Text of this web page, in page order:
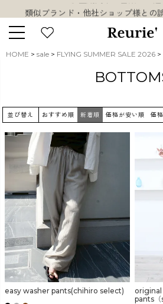
類似ブランド・他社ショップ様との
熊本県熊本地方を震源とする地
お盆期間中の営業・配送
10,000円以上ご購入で
販売タイプ
新着
商品タイプ
ORIGINAL
カラー
HOME sale FLYING SUMMER SALE 2026
並び替え おすすめ順 新着順 価格が安い順 価
easy washer pants(chihiro select)
original
pants（